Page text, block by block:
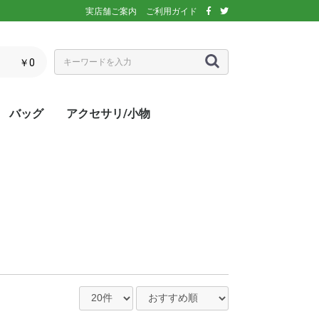
実店舗ご案内 ご利用ガイド
￥0
バッグ アクセサリ/小物